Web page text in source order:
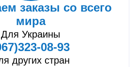
заказы со всего
мира
Для Украины
08-93
других стран